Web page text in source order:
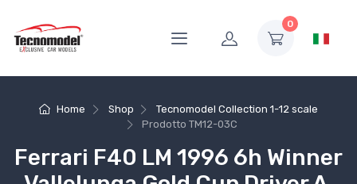
0
Home Shop
Tecnomodel Collection 1-12 scale
ProdottoTM12-03C
Ferrari F40 LM 1996 6h Winner